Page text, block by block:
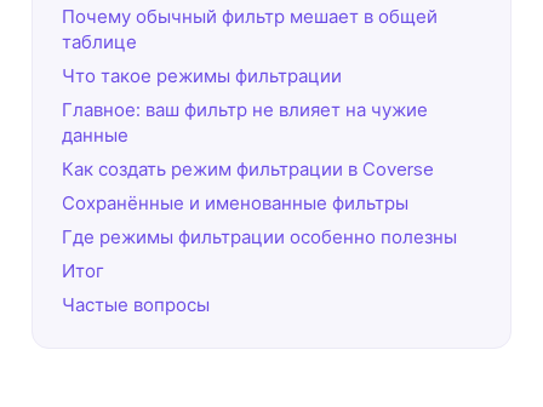
Почему обычный фильтр мешает в общей
таблице
Что такое режимы фильтрации
Главное: ваш фильтр не влияет на чужие
данные
Как создать режим фильтрации в Coverse
Сохранённые и именованные фильтры
Где режимы фильтрации особенно полезны
Итог
Частые вопросы